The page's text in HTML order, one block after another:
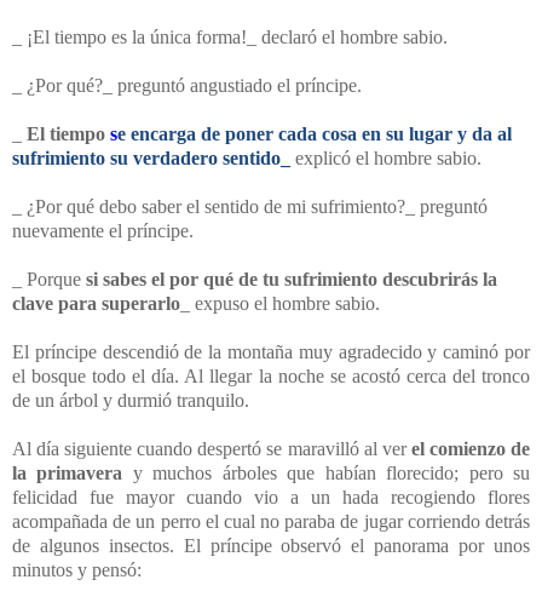
_ ¡El tiempo es la única forma!_ declaró el hombre sabio.
_ ¿Por qué?_ preguntó angustiado el príncipe.
El tiempo se encarga de poner cada cosa en su lugar y da al
sufrimiento su verdadero sentido_ explicó el hombre sabio.
_ ¿Por qué debo saber el sentido de mi sufrimiento?_ preguntó
nuevamente el príncipe.
_ Porque si sabes el por qué de tu sufrimiento descubrirás la
clave para superarlo _ expuso el hombre sabio.
El príncipe descendió de la montaña muy agradecido y caminó por
el bosque todo el día. Al llegar la noche se acostó cerca del tronco
de un árbol y durmió tranquilo.
Al día siguiente cuando despertó se maravilló al verel comienzo de
la primavera y muchos árboles que habían florecido; pero su
felicidad fue mayor cuando vio a un hada recogiendo flores
acompañada de un perro el cual no paraba de jugar corriendo detrás
de algunos insectos. El príncipe observó el panorama por unos
minutos y pensó: